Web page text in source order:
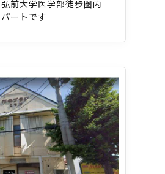
前大学医学部徒歩圏内
ートです